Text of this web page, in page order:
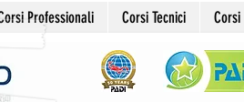
Professionali Corsi Tecnici Corsi